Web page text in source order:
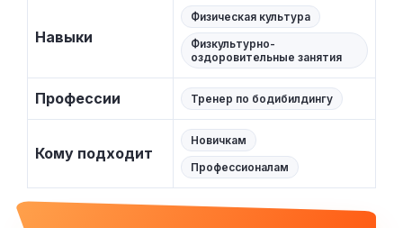
Навыки
Физическая культура
Физкультурно-
оздоровительные занятия
Профессии Тренер по бодибилдингу
Кому подходит
Новичкам
Профессионалам